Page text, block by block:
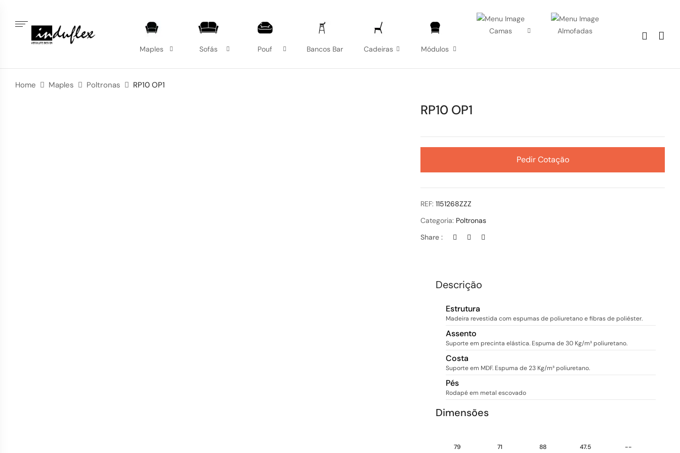
Maples Sofás Pouf Bancos Bar Cadeiras Módulos
Camas Almofadas
Home Maples Poltronas RP10 OP1
RP10 OP1
Pedir Cotação
REF:1151268ZZZ
Categoria: Poltronas
Share :
Descrição
Estrutura
Madeira revestida com espumas de poliuretano e fibras de poliéster.
Assento
Suporte em precinta elástica. Espuma de 30 Kg/m³ poliuretano.
Costa
Suporte em MDF. Espuma de 23 Kg/m³ poliuretano.
Pés
Rodapé em metal escovado
Dimensões
79 71 88 47.5 --